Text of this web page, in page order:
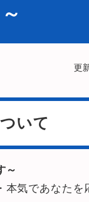
更
いて
～
本気であなたを